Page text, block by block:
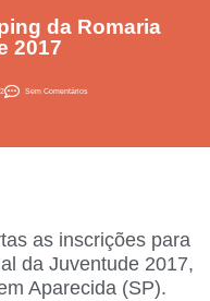
da Romaria
2017
Sem Comentários
as inscrições para
da Juventude 2017,
Aparecida (SP).